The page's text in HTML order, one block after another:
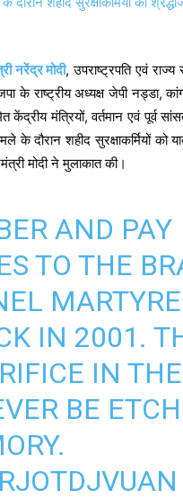
नरेंद्र मोदी, उपराष्ट्रपति एवं
के राष्ट्रीय अध्यक्ष जेपी नड्डा,
मंत्रियों, वर्तमान एवं पूर्व
शहीद सुरक्षाकर्मियों को
मोदी ने मुलाकात की।
AND PAY
TO THE
IN 2001.
IN
BE